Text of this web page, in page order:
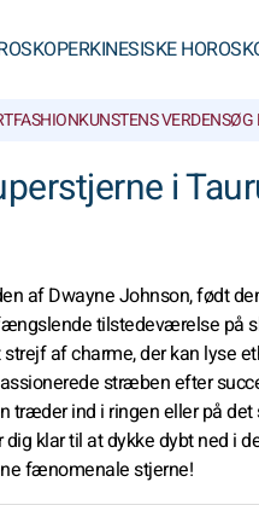
KINESISKE
FASHIONKUNSTENS VERDENSØG
i
af Dwayne Johnson, født
tilstedeværelse på
af charme, der kan lyse
stræben efter
træder ind i ringen eller på
klar til at dykke dybt ned i
fænomenale stjerne!